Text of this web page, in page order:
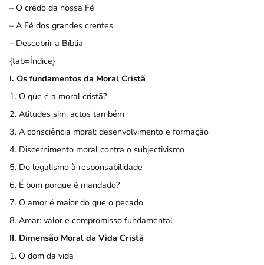
– O credo da nossa Fé
–A Fé dos grandes crentes
– Descobrir a Bíblia
{tab=Índice}
I. Os fundamentos da Moral Cristã
1. O que é a moral cristã?
2. Atitudes sim, actos também
3. A consciência moral: desenvolvimento e formação
4. Discernimento moral contra o subjectivismo
5. Do legalismo à responsabilidade
6. É bom porque é mandado?
7. O amor é maior do que o pecado
8. Amar: valor e compromisso fundamental
II. Dimensão Moral da Vida Cristã
1. O dom da vida